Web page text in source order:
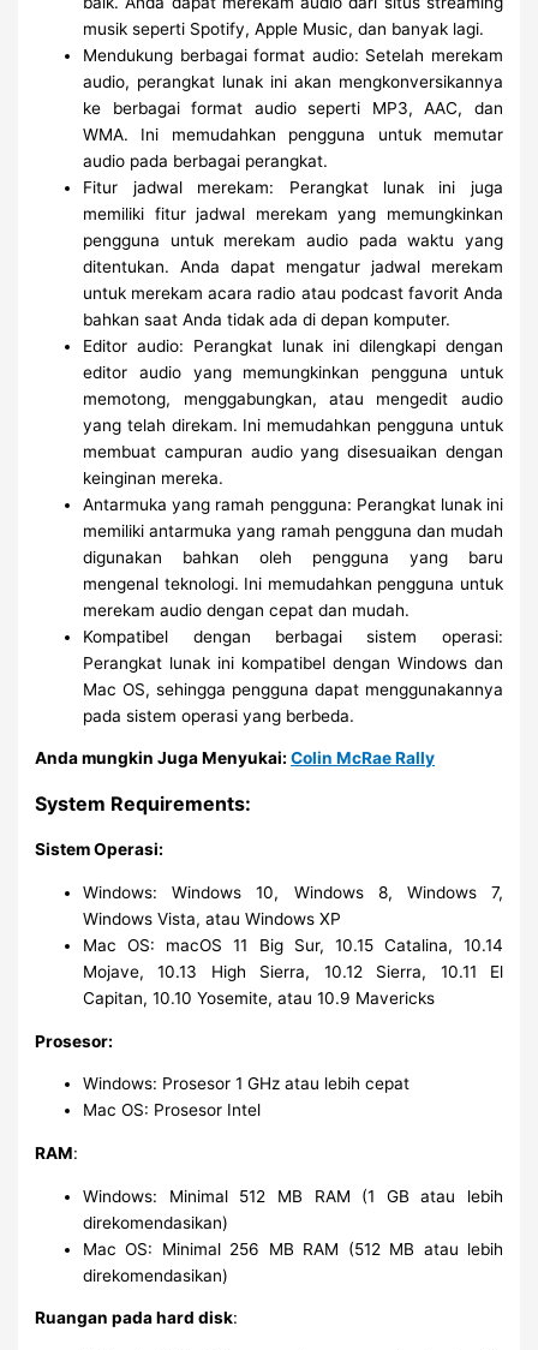
musik seperti Spotify, Apple Music, dan banyak lagi.
Mendukung berbagai format audio: Setelah merekam
audio, perangkat lunak ini akan mengkonversikannya
ke berbagai format audio seperti MP3, AAC, dan
WMA. Ini memudahkan pengguna untuk memutar
audio pada berbagai perangkat.
Fitur jadwal merekam: Perangkat lunak ini juga
memiliki fitur jadwal merekam yang memungkinkan
pengguna untuk merekam audio pada waktu yang
ditentukan. Anda dapat mengatur jadwal merekam
untuk merekam acara radio atau podcast favorit Anda
bahkan saat Anda tidak ada di depan komputer.
Editor audio: Perangkat lunak ini dilengkapi dengan
editor audio yang memungkinkan pengguna untuk
memotong, menggabungkan, atau mengedit audio
yang telah direkam. Ini memudahkan pengguna untuk
membuat campuran audio yang disesuaikan dengan
keinginan mereka.
Antarmuka yang ramah pengguna: Perangkat lunak ini
memiliki antarmuka yang ramah pengguna dan mudah
digunakan bahkan oleh pengguna yang baru
mengenal teknologi. Ini memudahkan pengguna untuk
merekam audio dengan cepat dan mudah.
Kompatibel dengan berbagai sistem operasi:
Perangkat lunak ini kompatibel dengan Windows dan
Mac OS, sehingga pengguna dapat menggunakannya
pada sistem operasi yang berbeda.
Anda mungkin Juga Menyukai:Colin McRae Rally
System Requirements:
Sistem Operasi:
Windows: Windows 10, Windows 8, Windows 7,
Windows Vista, atau Windows XP
Mac OS: macOS 11 Big Sur, 10.15 Catalina, 10.14
Mojave, 10.13 High Sierra, 10.12 Sierra, 10.11 El
Capitan, 10.10 Yosemite, atau 10.9 Mavericks
Prosesor:
Windows: Prosesor 1 GHz atau lebih cepat
Mac OS: Prosesor Intel
RAM:
Windows: Minimal 512 MB RAM (1 GB atau lebih
direkomendasikan)
Mac OS: Minimal 256 MB RAM (512 MB atau lebih
direkomendasikan)
Ruangan pada hard disk: